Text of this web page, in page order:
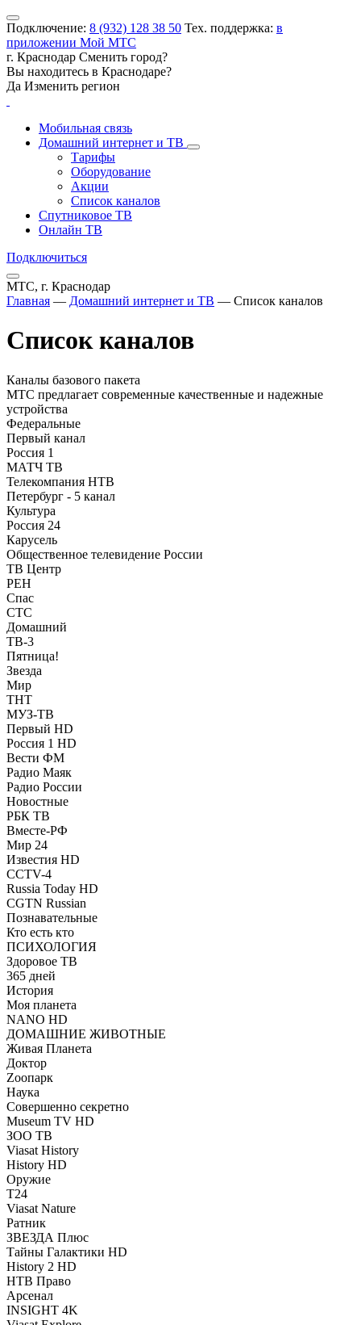
Подключение: 8 (932) 128 38 50 Тех. поддержка: в
приложении Мой МТС
г. Краснодар Сменить город?
Вы находитесь в Краснодаре?
Да Изменить регион
Мобильная связь
Домашний интернет и ТВ
Тарифы
Оборудование
Акции
Список каналов
Спутниковое ТВ
Онлайн ТВ
Подключиться
МТС, г. Краснодар
Главная — Домашний интернет и ТВ — Список каналов
Список каналов
Каналы базового пакета
МТС предлагает современные качественные и надежные
устройства
Федеральные
Первый канал
Россия 1
МАТЧ ТВ
Телекомпания НТВ
Петербург - 5 канал
Культура
Россия 24
Карусель
Общественное телевидение России
ТВ Центр
РЕН
Спас
СТС
Домашний
ТВ-3
Пятница!
Звезда
Мир
ТНТ
МУЗ-ТВ
Первый HD
Россия 1 HD
Вести ФМ
Радио Маяк
Радио России
Новостные
РБК ТВ
Вместе-РФ
Мир 24
Известия HD
CCTV-4
Russia Today HD
CGTN Russian
Познавательные
Кто есть кто
ПСИХОЛОГИЯ
Здоровое ТВ
365 дней
История
Моя планета
NANO HD
ДОМАШНИЕ ЖИВОТНЫЕ
Живая Планета
Доктор
Zooпарк
Наука
Совершенно секретно
Museum TV HD
ЗОО ТВ
Viasat History
History HD
Оружие
Т24
Viasat Nature
Ратник
ЗВЕЗДА Плюс
Тайны Галактики HD
History 2 HD
НТВ Право
Арсенал
INSIGHT 4K